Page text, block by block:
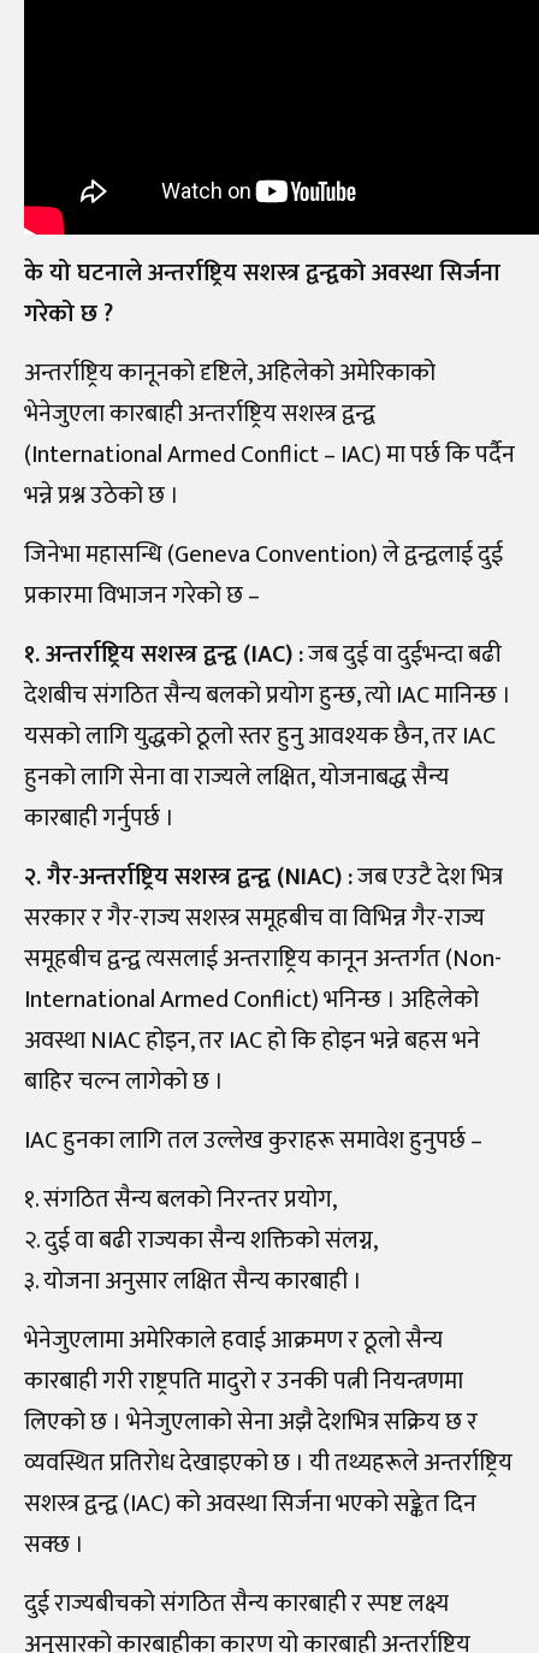
के यो घटनाले अन्तर्राष्ट्रिय सशस्त्र द्वन्द्वको अवस्था सिर्जना
गरेको छ ?
अन्तर्राष्ट्रिय कानूनको दृष्टिले, अहिलेको अमेरिकाको
भेनेजुएला कारबाही अन्तर्राष्ट्रिय सशस्त्र द्वन्द्व
(International Armed Conflict – IAC) मा पर्छ कि पर्दैन
भन्ने प्रश्न उठेको छ ।
जिनेभा महासन्धि (Geneva Convention) ले द्वन्द्वलाई दुई
प्रकारमा विभाजन गरेको छ –
१. अन्तर्राष्ट्रिय सशस्त्र द्वन्द्व (IAC) :जब दुई वा दुईभन्दा बढी
देशबीच संगठित सैन्य बलको प्रयोग हुन्छ, त्यो IAC मानिन्छ ।
यसको लागि युद्धको ठूलो स्तर हुनु आवश्यक छैन, तर IAC
हुनको लागि सेना वा राज्यले लक्षित, योजनाबद्ध सैन्य
कारबाही गर्नुपर्छ ।
२. गैर-अन्तर्राष्ट्रिय सशस्त्र द्वन्द्व (NIAC) :जब एउटै देश भित्र
सरकार र गैर-राज्य सशस्त्र समूहबीच वा विभिन्न गैर-राज्य
समूहबीच द्वन्द्व त्यसलाई अन्तराष्ट्रिय कानून अन्तर्गत (Non-
International Armed Conflict) भनिन्छ । अहिलेको
अवस्था NIAC होइन, तर IAC हो कि होइन भन्ने बहस भने
बाहिर चल्न लागेको छ ।
IAC हुनका लागि तल उल्लेख कुराहरू समावेश हुनुपर्छ –
१. संगठित सैन्य बलको निरन्तर प्रयोग,
२. दुई वा बढी राज्यका सैन्य शक्तिको संलग्न,
३. योजना अनुसार लक्षित सैन्य कारबाही ।
भेनेजुएलामा अमेरिकाले हवाई आक्रमण र ठूलो सैन्य
कारबाही गरी राष्ट्रपति मादुरो र उनकी पत्नी नियन्त्रणमा
लिएको छ । भेनेजुएलाको सेना अझै देशभित्र सक्रिय छ र
व्यवस्थित प्रतिरोध देखाइएको छ । यी तथ्यहरूले अन्तर्राष्ट्रिय
सशस्त्र द्वन्द्व (IAC) को अवस्था सिर्जना भएको सङ्केत दिन
सक्छ ।
दुई राज्यबीचको संगठित सैन्य कारबाही र स्पष्ट लक्ष्य
अनुसारको कारबाहीका कारण यो कारबाही अन्तर्राष्ट्रिय